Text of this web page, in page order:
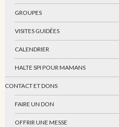
GROUPES
VISITES GUIDÉES
CALENDRIER
HALTE SPI POUR MAMANS
CONTACT ET DONS
FAIRE UN DON
OFFRIR UNE MESSE